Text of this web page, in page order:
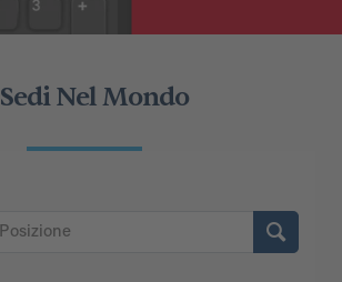
Sedi Nel Mondo